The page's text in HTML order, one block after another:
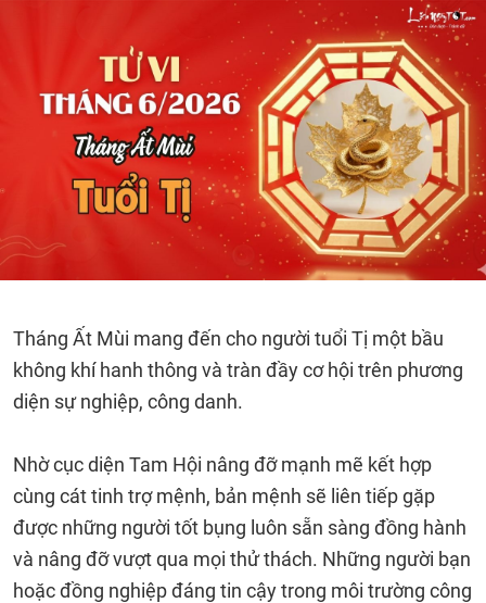
Tháng Ất Mùi mang đến cho người tuổi Tị một bầu
không khí hanh thông và tràn đầy cơ hội trên phương
diện sự nghiệp, công danh.
Nhờ cục diện Tam Hội nâng đỡ mạnh mẽ kết hợp
cùng cát tinh trợ mệnh, bản mệnh sẽ liên tiếp gặp
được những người tốt bụng luôn sẵn sàng đồng hành
và nâng đỡ vượt qua mọi thử thách. Những người bạn
hoặc đồng nghiệp đáng tin cậy trong môi trường công